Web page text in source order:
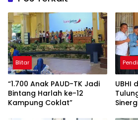
Blitar
“1.700 Anak PAUD-TK Jadi
Bintang Harlah ke-12
Kampung Coklat”
UBHI